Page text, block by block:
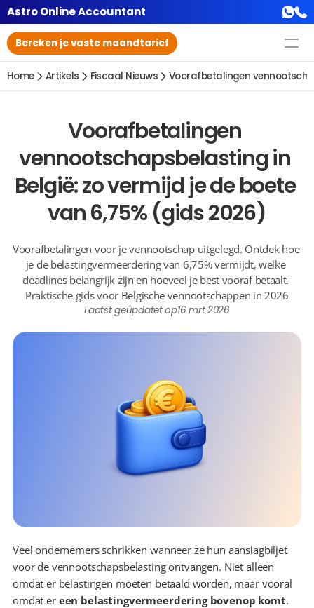
Astro Online Accountant
Bereken je vaste maandtarief
Home Artikels Fiscaal Nieuws Voorafbetalingen
Voorafbetalingen
vennootschapsbelasting in
België: zo vermijd je de boete
van 6,75% (gids 2026)
Voorafbetalingen voor je vennootschap uitgelegd. Ontdek hoe
je de belastingvermeerdering van 6,75% vermijdt, welke
deadlines belangrijk zijn en hoeveel je best vooraf betaalt.
Praktische gids voor Belgische vennootschappen in 2026
Laatst geüpdatet op16 mrt 2026
Veel ondernemers schrikken wanneer ze hun aanslagbiljet
voor de vennootschapsbelasting ontvangen. Niet alleen
omdat er belastingen moeten betaald worden, maar vooral
omdat er een belastingvermeerdering bovenop komt.